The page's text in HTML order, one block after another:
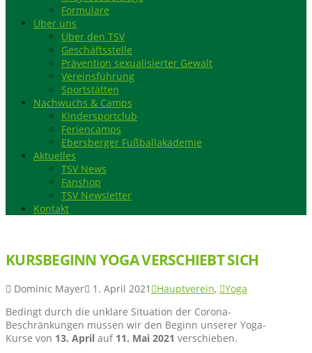
Formulare
Über uns
Über den TSV
Geschäftsstelle
Prävention sexualisierter Gewalt
Vereinsführung
Sportstätten
Nachwuchs & Camps
Kindersportclub
Feriencamps
Ebersberger Fußballakademie
Aktuelles
TSV News
Fanshop
TSV Newsletter
Kontakt
KURSBEGINN YOGA VERSCHIEBT SICH
Dominic Mayer 1. April 2021 Hauptverein,
Yoga
Bedingt durch die unklare Situation der Corona-
Beschränkungen müssen wir den Beginn unserer Yoga-
Kurse von 13. April auf 11. Mai 2021 verschieben.